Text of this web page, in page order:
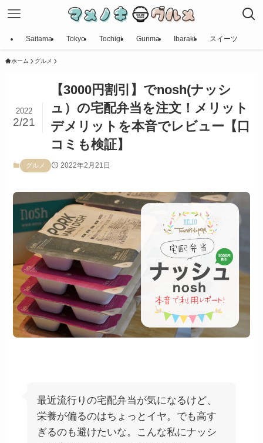
Saitama Tokyo Tochigi Gunma Ibaraki スイーツ
ホーム グルメ
【3000円割引】でnosh(ナッシ
ュ）の宅配弁当を注文！メリット
デメリットを本音でレビュー【口
コミも検証】
2022
2/21
グルメ 2022年2月21日
最近流行りの宅配弁当が気になるけど、
栄養が偏るのはちょっとイヤ。でも高す
ぎるのも避けたいな。こんな私にナッシ